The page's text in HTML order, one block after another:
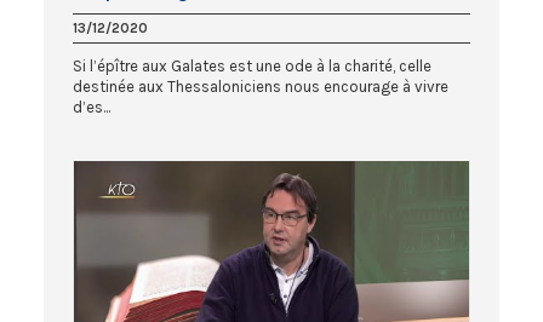
13/12/2020
Si l’épître aux Galates est une ode à la charité, celle
destinée aux Thessaloniciens nous encourage à vivre
d’es...